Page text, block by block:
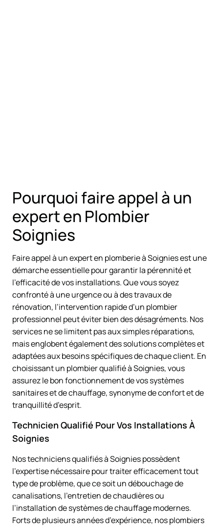
Pourquoi faire appel à un
expert en Plombier
Soignies
Faire appel à un expert en plomberie à Soignies est une
démarche essentielle pour garantir la pérennité et
l’efficacité de vos installations. Que vous soyez
confronté à une urgence ou à des travaux de
rénovation, l’intervention rapide d’un plombier
professionnel peut éviter bien des désagréments. Nos
services ne se limitent pas aux simples réparations,
mais englobent également des solutions complètes et
adaptées aux besoins spécifiques de chaque client. En
choisissant un plombier qualifié à Soignies, vous
assurez le bon fonctionnement de vos systèmes
sanitaires et de chauffage, synonyme de confort et de
tranquillité d’esprit.
Technicien Qualifié Pour Vos Installations À
Soignies
Nos techniciens qualifiés à Soignies possèdent
l’expertise nécessaire pour traiter efficacement tout
type de problème, que ce soit un débouchage de
canalisations, l’entretien de chaudières ou
l’installation de systèmes de chauffage modernes.
Forts de plusieurs années d’expérience, nos plombiers